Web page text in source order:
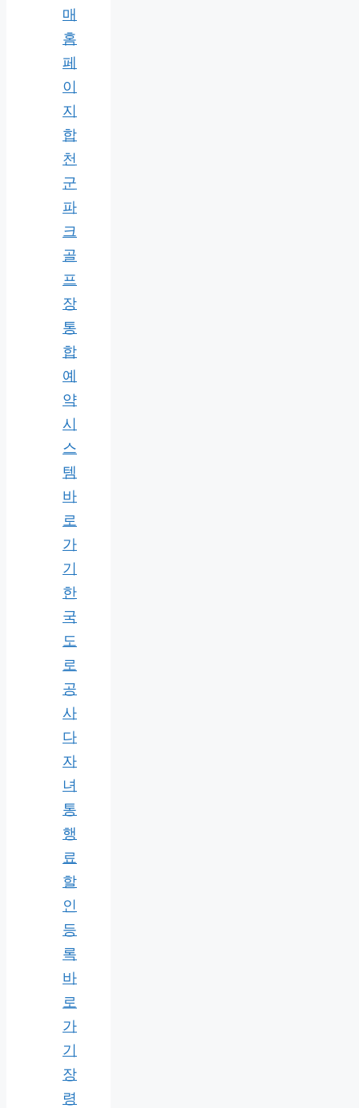
매
홈
페
이
지
합
천
군
파
크
골
프
장
통
합
예
약
시
스
템
바
로
가
기
한
국
도
로
공
사
다
자
녀
통
행
료
할
인
등
록
바
로
가
기
장
령